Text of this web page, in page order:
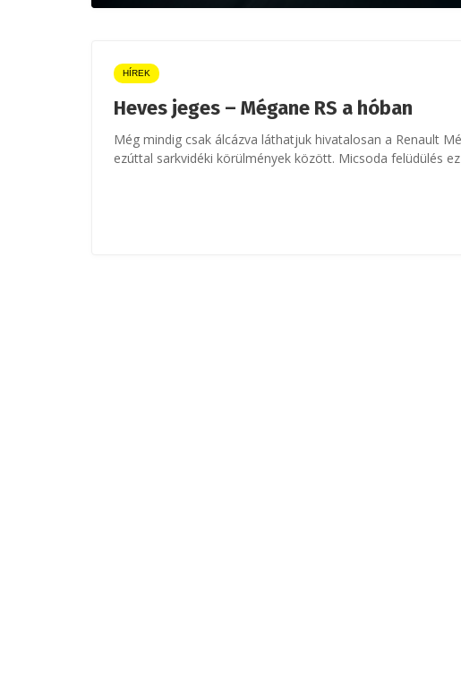
HÍREK
Heves jeges – Mégane RS a hóban
Még mindig csak álcázva láthatjuk hivatalosan a Renault
ezúttal sarkvidéki körülmények között. Micsoda felüdülés